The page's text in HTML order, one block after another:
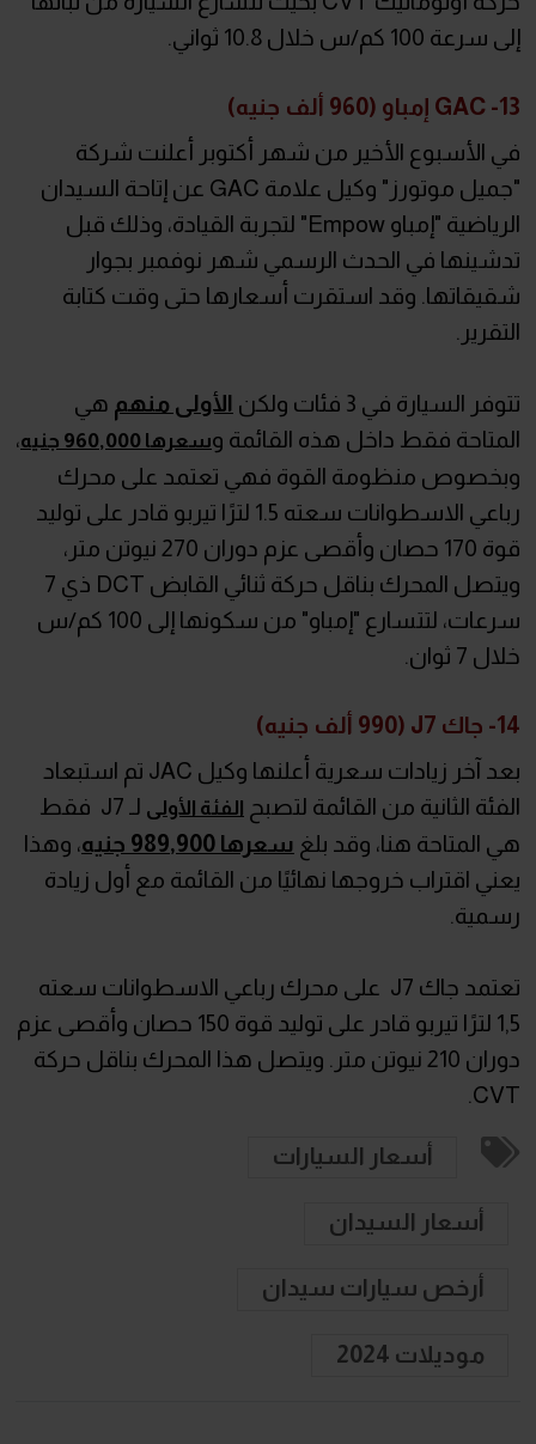
إلى سرعة 100 كم/س خلال 10.8 ثواني.
13- GAC إمباو (960 ألف جنيه)
في الأسبوع الأخير من شهر أكتوبر أعلنت شركة
"جميل موتورز" وكيل علامة GAC عن إتاحة السيدان
الرياضية "إمباو Empow" لتجربة القيادة، وذلك قبل
تدشينها في الحدث الرسمي شهر نوفمبر بجوار
شقيقاتها. وقد استقرت أسعارها حتى وقت كتابة
التقرير.
تتوفر السيارة في 3 فئات ولكن الأولى منهم هي
المتاحة فقط داخل هذه القائمة وسعرها 960,000 جنيه
،
وبخصوص منظومة القوة فهي تعتمد على محرك
رباعي الاسطوانات سعته 1.5 لترًا تيربو قادر على توليد
قوة 170 حصان وأقصى عزم دوران 270 نيوتن متر،
ويتصل المحرك بناقل حركة ثنائي القابض DCT ذي 7
سرعات، لتتسارع "إمباو" من سكونها إلى 100 كم/س
خلال 7 ثوان.
14- جاك J7 (990 ألف جنيه)
بعد آخر زيادات سعرية أعلنها وكيل JAC تم استبعاد
الفئة الثانية من القائمة لتصبح الفئة الأولى
لـ J7 فقط
هي المتاحة هنا، وقد بلغ سعرها 989,900 جنيه
، وهذا
يعني اقتراب خروجها نهائيًا من القائمة مع أول زيادة
رسمية.
تعتمد جاك J7 على محرك رباعي الاسطوانات سعته
1,5 لترًا تيربو قادر على توليد قوة 150 حصان وأقصى عزم
دوران 210 نيوتن متر. ويتصل هذا المحرك بناقل حركة
CVT.
أسعار السيارات
أسعار السيدان
أرخص سيارات سيدان
موديلات 2024